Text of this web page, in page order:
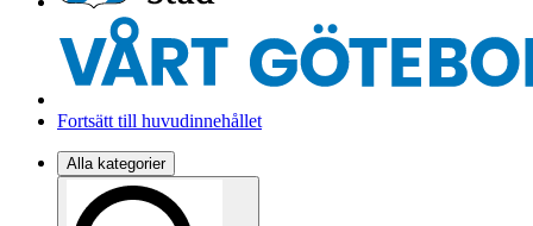
Fortsätt till huvudinnehållet
Alla kategorier